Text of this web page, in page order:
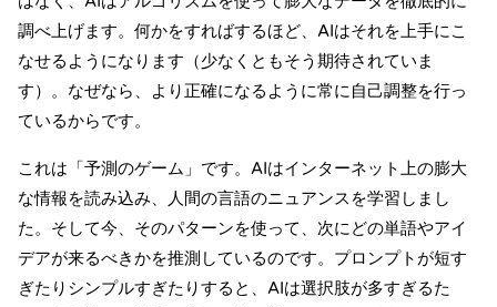
調べ上げます。何かをすればするほど、AIはそれを上手にこ
なせるようになります（少なくともそう期待されていま
す）。なぜなら、より正確になるように常に自己調整を行っ
ているからです。
これは「予測のゲーム」です。AIはインターネット上の膨大
な情報を読み込み、人間の言語のニュアンスを学習しまし
た。そして今、そのパターンを使って、次にどの単語やアイ
デアが来るべきかを推測しているのです。プロンプトが短す
ぎたりシンプルすぎたりすると、AIは選択肢が多すぎるた